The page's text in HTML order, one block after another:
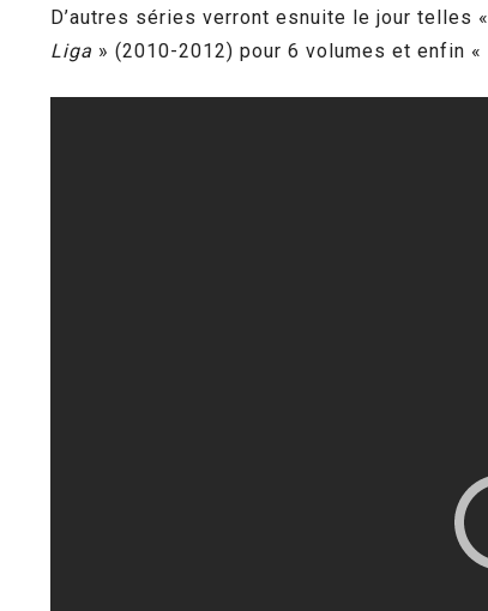
D’autres séries verront esnuite le jour telles «
Liga » (2010-2012) pour 6 volumes et enfin «